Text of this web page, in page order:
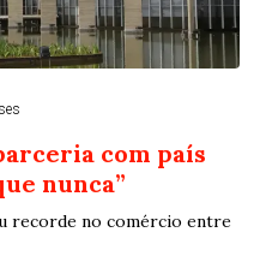
com país
nunca”
recorde no comércio entre